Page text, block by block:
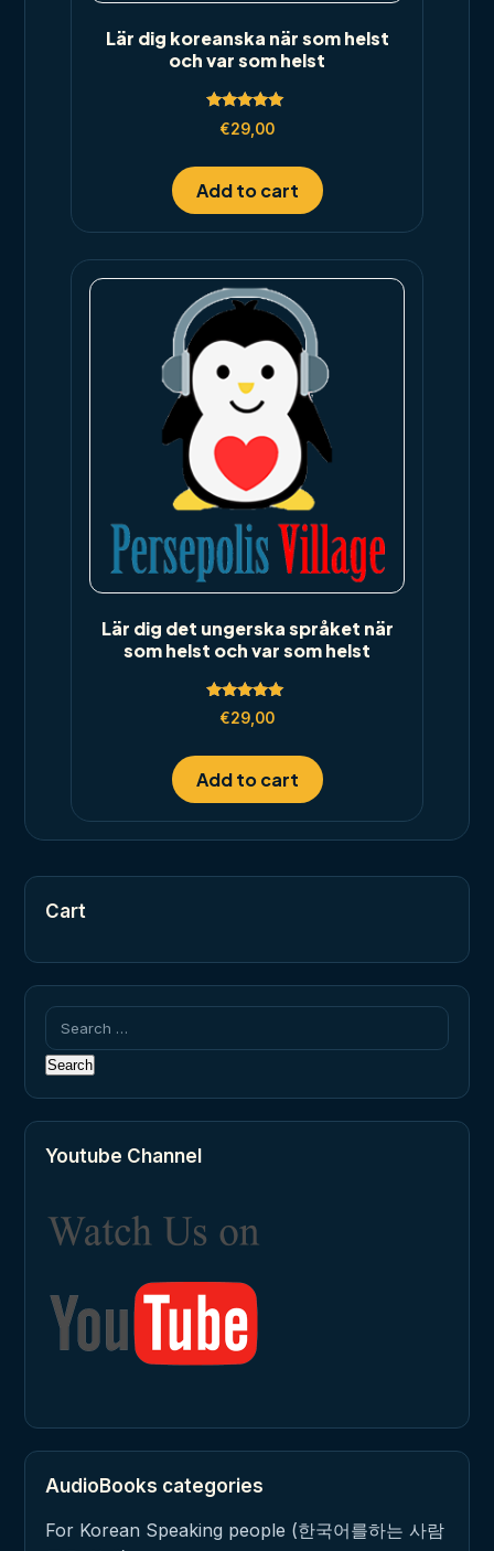
Lär dig koreanska när som helst
och var som helst
Rated
5.00
€29,00
Add to cart
Lär dig det ungerska språket när
som helst och var som helst
Rated
5.00
€29,00
Add to cart
Cart
Search
for:
Youtube Channel
AudioBooks categories
For Korean Speaking people (한국어를하는 사람